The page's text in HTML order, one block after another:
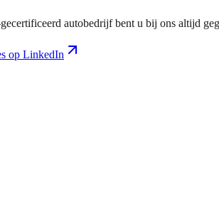
autobedrijf bent u bij ons altijd
op LinkedIn